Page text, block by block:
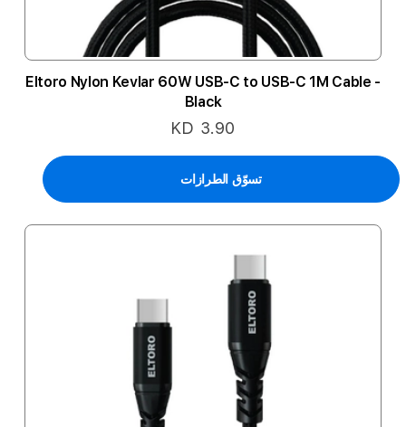
Eltoro Nylon Kevlar 60W USB-C to USB-C 1M Cable -
Black
KD 3.90
تسوّق الطرازات